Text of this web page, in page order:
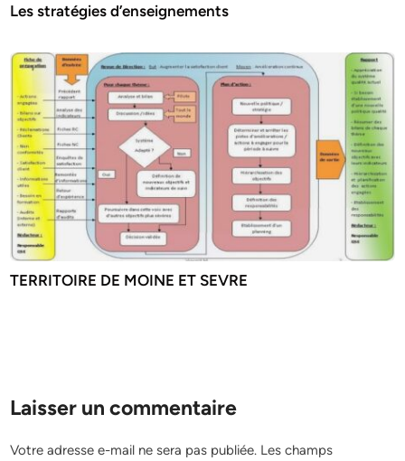
Les stratégies d’enseignements
TERRITOIRE DE MOINE ET SEVRE
Laisser un commentaire
Votre adresse e-mail ne sera pas publiée. Les champs